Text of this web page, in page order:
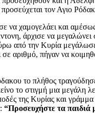
τον Αγιο
να χαμογελάει και
άρχισε να μεγαλώνει
από την Κυρία
σε αριθμό, πήγαν να
το πλήθος
το στιγμή μια μεγάλη
της Κυρίας και
“Προσευχήστε τα παιδιά